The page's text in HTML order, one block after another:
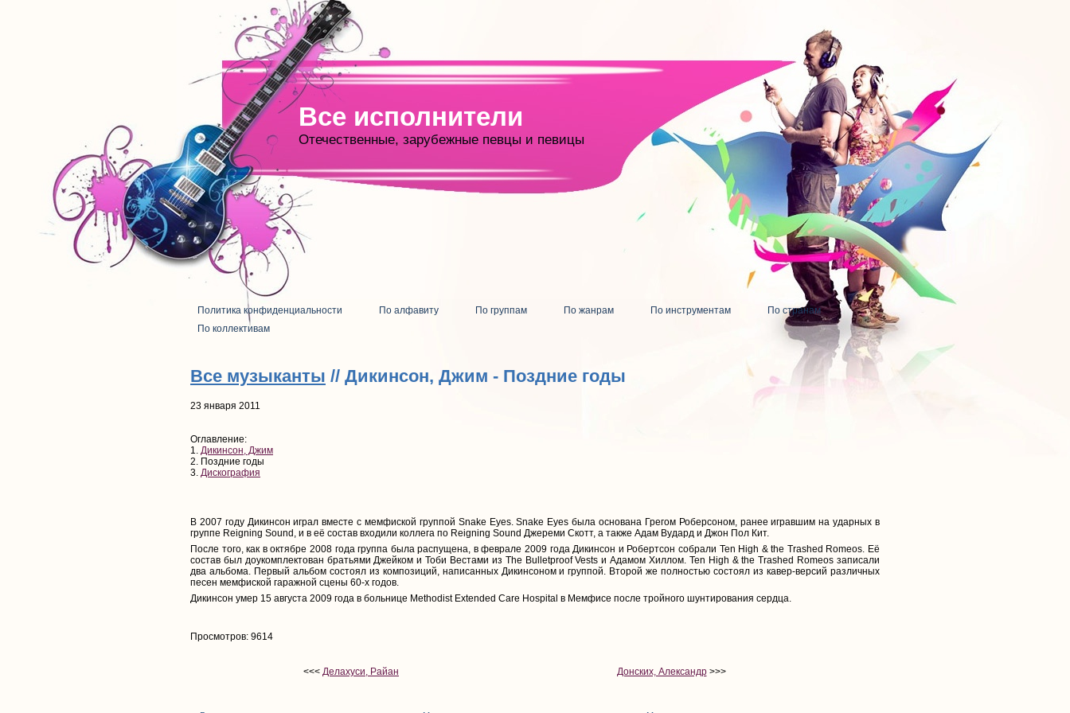
Все исполнители
Отечественные, зарубежные певцы и певицы
Политика конфиденциальности По алфавиту По группам По жанрам По инструментам
По странам
По коллективам
Все музыканты // Дикинсон, Джим - Поздние годы
23 января 2011
Оглавление:
1. Дикинсон, Джим
2. Поздние годы
3. Дискография
В 2007 году Дикинсон играл вместе с мемфиской группой Snake Eyes. Snake Eyes была основана Грегом Роберсоном, ранее игравшим на ударных в
группе Reigning Sound, и в её состав входили коллега по Reigning Sound Джереми Скотт, а также Адам Вудард и Джон Пол Кит.
После того, как в октябре 2008 года группа была распущена, в феврале 2009 года Дикинсон и Робертсон собрали Ten High & the Trashed Romeos. Её
состав был доукомплектован братьями Джейком и Тоби Вестами из The Bulletproof Vests и Адамом Хиллом. Ten High & the Trashed Romeos записали
два альбома. Первый альбом состоял из композиций, написанных Дикинсоном и группой. Второй же полностью состоял из кавер-версий различных
песен мемфиской гаражной сцены 60-х годов.
Дикинсон умер 15 августа 2009 года в больнице Methodist Extended Care Hospital в Мемфисе после тройного шунтирования сердца.
Просмотров: 9614
<<< Делахуси, Райан Донских, Александр>>>